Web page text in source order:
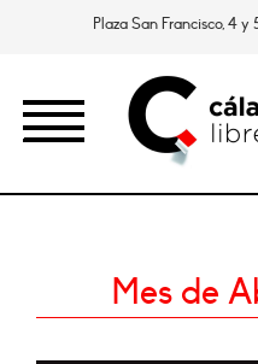
Plaza San Francisco, 4
Mes de